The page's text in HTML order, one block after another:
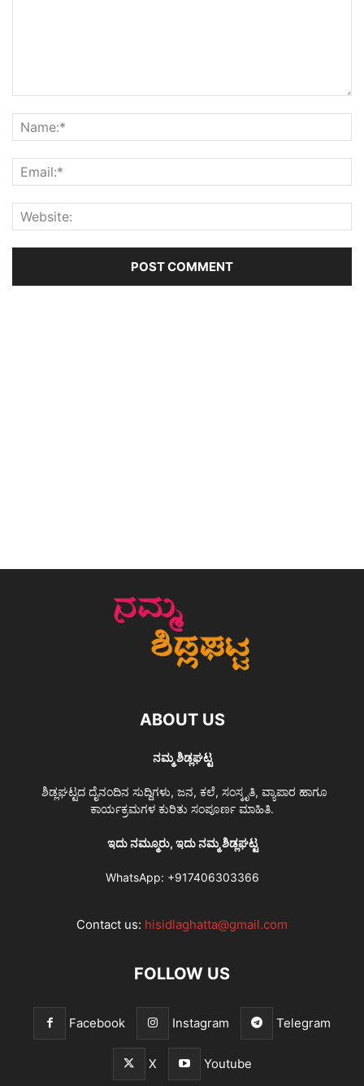
ABOUT US
ನಮ್ಮ ಶಿಡ್ಲಘಟ್ಟ
ಶಿಡ್ಲಘಟ್ಟದ ದೈನಂದಿನ ಸುದ್ದಿಗಳು, ಜನ, ಕಲೆ, ಸಂಸ್ಕೃತಿ, ವ್ಯಾಪಾರ ಹಾಗೂ
ಕಾರ್ಯಕ್ರಮಗಳ ಕುರಿತು ಸಂಪೂರ್ಣ ಮಾಹಿತಿ.
ಇದು ನಮ್ಮೂರು, ಇದು ನಮ್ಮ ಶಿಡ್ಲಘಟ್ಟ
WhatsApp: +917406303366
Contact us: hisidlaghatta@gmail.com
FOLLOW US
Facebook Instagram Telegram
X Youtube